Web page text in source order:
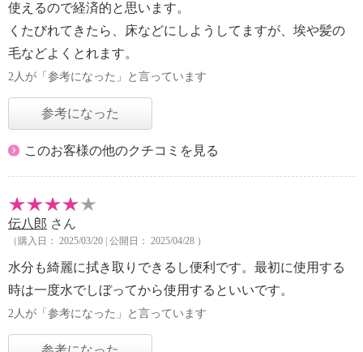
使えるので経済的と思います。
くたびれてきたら、床などにしようしてますが、埃や髪の
毛などよくとれます。
2人が「参考になった」と言っています
参考になった
このお客様の他のクチコミを見る
伝八郎 さん
（購入日： 2025/03/20 | 公開日： 2025/04/28 ）
水分も綺麗に拭き取りできるし便利です。最初に使用する
時は一度水でしぼってから使用するといいです。
2人が「参考になった」と言っています